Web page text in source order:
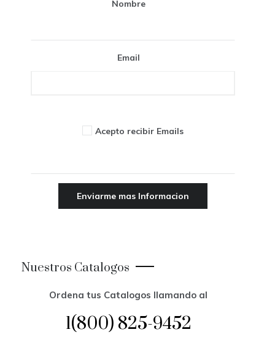
Nombre
Email
Acepto recibir Emails
Nuestros Catalogos
Ordena tus Catalogos llamando al
1(800) 825-9452